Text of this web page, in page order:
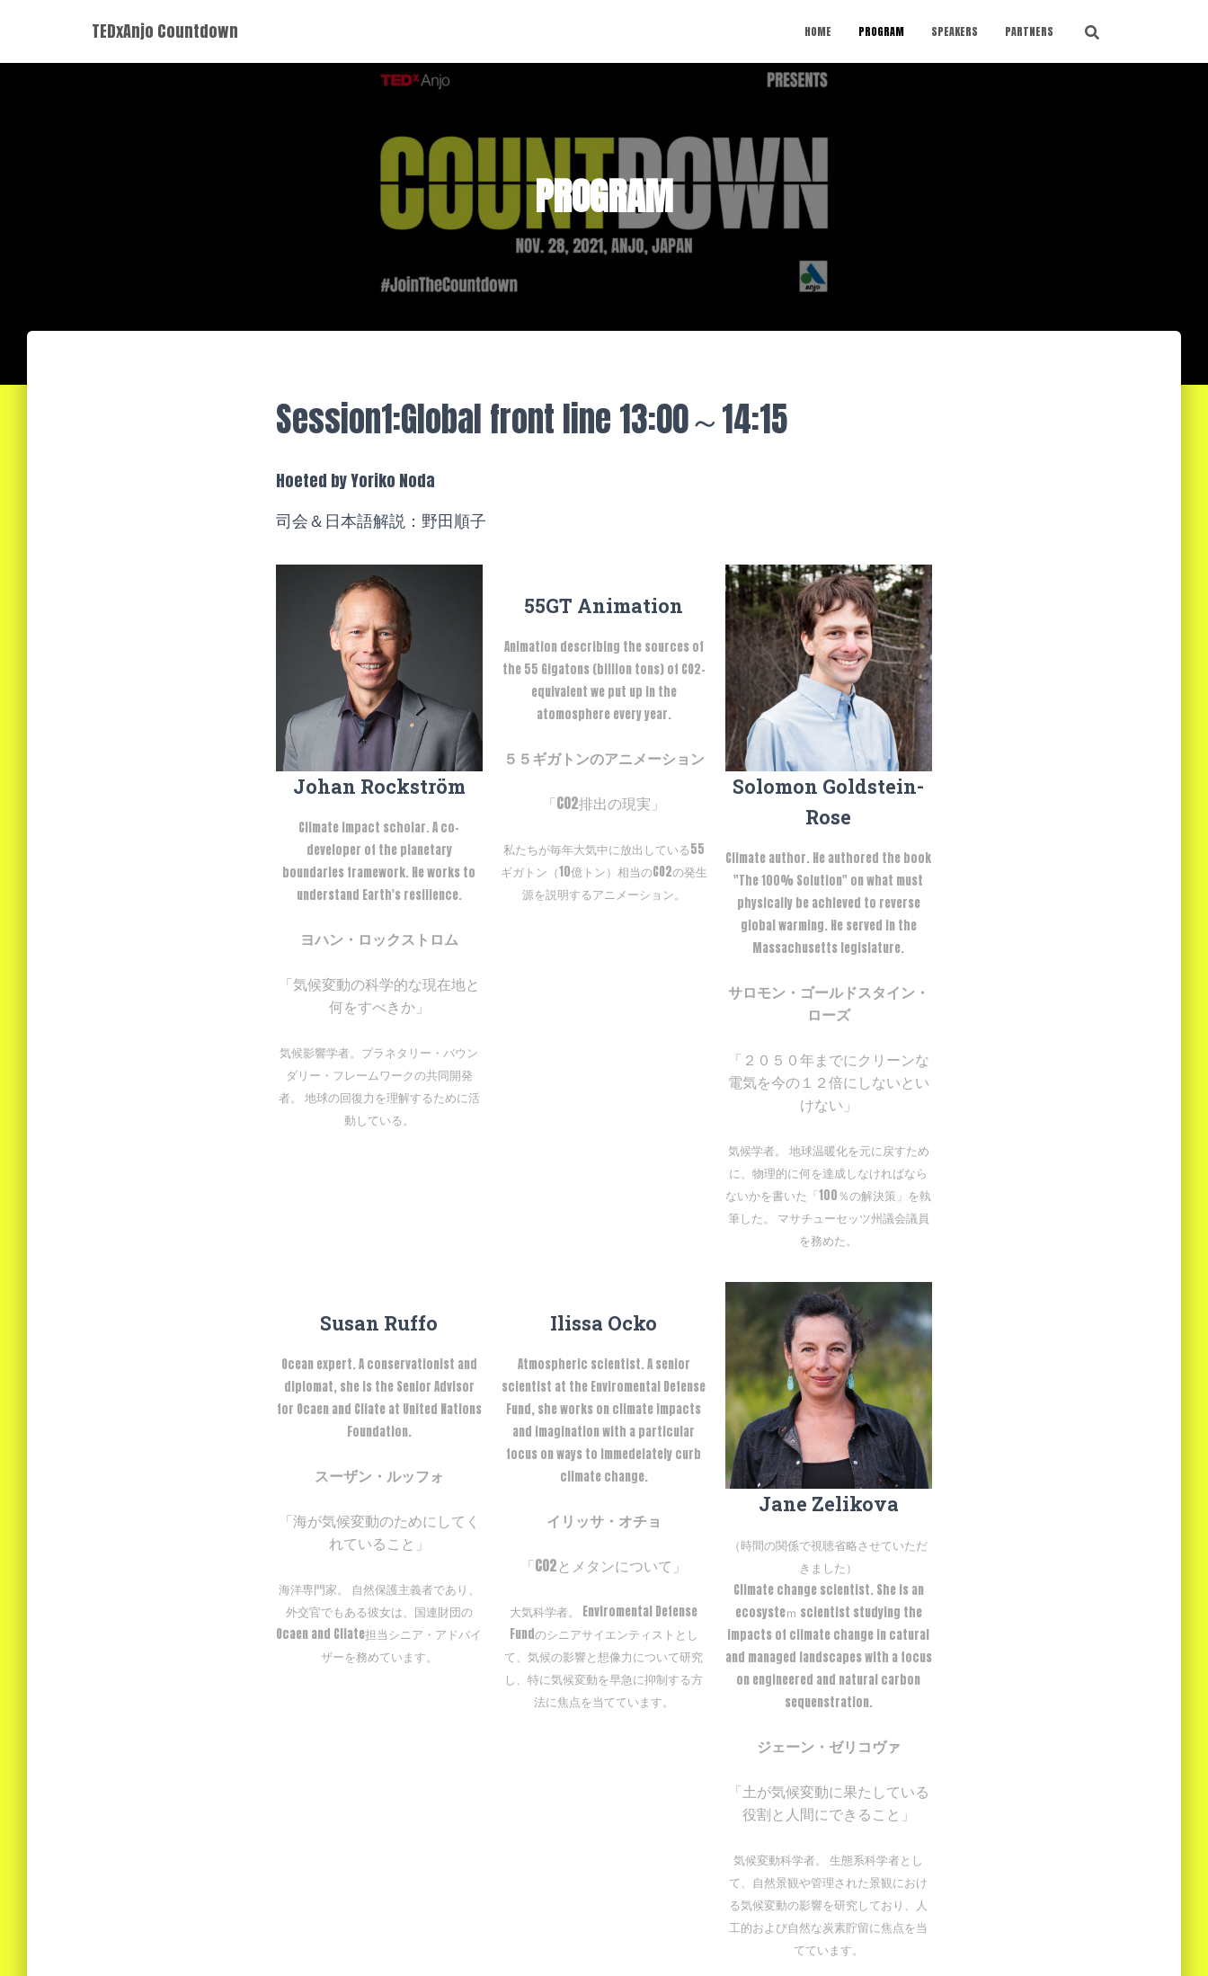
TEDxAnjo Countdown HOME PROGRAM SPEAKERS PARTNERS
PROGRAM
Session1:Global front line 13:00～14:15
Hoeted by Yoriko Noda
司会＆日本語解説：野田順子
Johan Rockström
Climate impact scholar. A co-
developer of the planetary
boundaries framework. He works to
understand Earth's resilience.
ヨハン・ロックストロム
「気候変動の科学的な現在地と
何をすべきか」
気候影響学者。プラネタリー・バウン
ダリー・フレームワークの共同開発
者。 地球の回復力を理解するために活
動している。
55GT Animation
Animation describing the sources of
the 55 Gigatons (billion tons) of CO2-
equivalent we put up in the
atomosphere every year.
５５ギガトンのアニメーション
「CO2排出の現実」
私たちが毎年大気中に放出している55
ギガトン（10億トン）相当のCO2の発生
源を説明するアニメーション。
Solomon Goldstein-
Rose
Climate author. He authored the book
"The 100% Solution" on what must
physically be achieved to reverse
global warming. He served in the
Massachusetts legislature.
サロモン・ゴールドスタイン・
ローズ
「２０５０年までにクリーンな
電気を今の１２倍にしないとい
けない」
気候学者。 地球温暖化を元に戻すため
に、物理的に何を達成しなければなら
ないかを書いた「100％の解決策」を執
筆した。 マサチューセッツ州議会議員
を務めた。
Susan Ruffo
Ocean expert. A conservationist and
diplomat, she is the Senior Advisor
for Ocaen and Cliate at United Nations
Foundation.
スーザン・ルッフォ
「海が気候変動のためにしてく
れていること」
海洋専門家。 自然保護主義者であり、
外交官でもある彼女は、国連財団の
Ocaen and Cliate担当シニア・アドバイ
ザーを務めています。
Ilissa Ocko
Atmospheric scientist. A senior
scientist at the Enviromental Defense
Fund, she works on climate impacts
and imagination with a particular
focus on ways to immedeiately curb
climate change.
イリッサ・オチョ
「CO2とメタンについて」
大気科学者。 Enviromental Defense
Fundのシニアサイエンティストとし
て、気候の影響と想像力について研究
し、特に気候変動を早急に抑制する方
法に焦点を当てています。
Jane Zelikova
（時間の関係で視聴省略させていただ
きました）
Climate change scientist. She is an
ecosysteｍ scientist studying the
impacts of climate change in catural
and managed landscapes with a focus
on engineered and natural carbon
sequenstration.
ジェーン・ゼリコヴァ
「土が気候変動に果たしている
役割と人間にできること」
気候変動科学者。 生態系科学者とし
て、自然景観や管理された景観におけ
る気候変動の影響を研究しており、人
工的および自然な炭素貯留に焦点を当
てています。